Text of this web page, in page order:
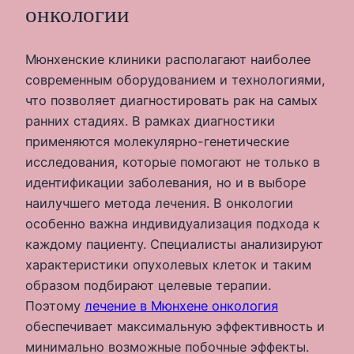
онкологии
Мюнхенские клиники располагают наиболее
современным оборудованием и технологиями,
что позволяет диагностировать рак на самых
ранних стадиях. В рамках диагностики
применяются молекулярно-генетические
исследования, которые помогают не только в
идентификации заболевания, но и в выборе
наилучшего метода лечения. В онкологии
особенно важна индивидуализация подхода к
каждому пациенту. Специалисты анализируют
характеристики опухолевых клеток и таким
образом подбирают целевые терапии.
Поэтому лечение в Мюнхене онкология
обеспечивает максимальную эффективность и
минимально возможные побочные эффекты.